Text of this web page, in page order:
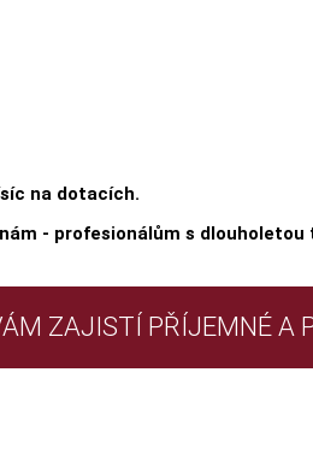
na dotacích.
- profesionálům s dlouholetou
ZAJISTÍ PŘÍJEMNÉ A